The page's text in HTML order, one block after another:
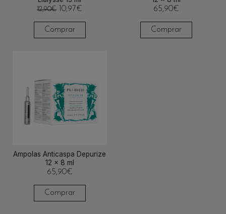
12,90€
O
original
era:
10,97€
é:
Comprar
65,90€
Comprar
Ampolas Anticaspa Depurize
12 x 8 ml
65,90€
Comprar